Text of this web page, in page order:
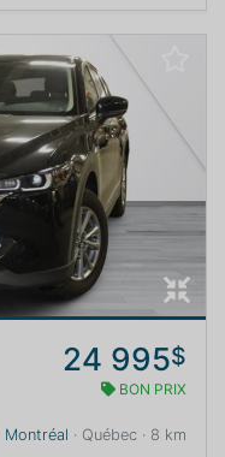
24 995$
BON PRIX
Montréal · Québec · 8 km